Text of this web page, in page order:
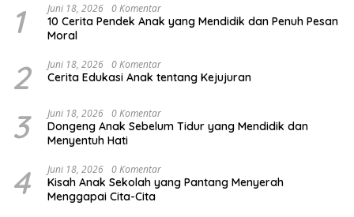
1 Juni 18, 2026 0 Komentar
10 Cerita Pendek Anak yang Mendidik dan Penuh Pesan
Moral
2 Juni 18, 2026 0 Komentar
Cerita Edukasi Anak tentang Kejujuran
3 Juni 18, 2026 0 Komentar
Dongeng Anak Sebelum Tidur yang Mendidik dan
Menyentuh Hati
4 Juni 18, 2026 0 Komentar
Kisah Anak Sekolah yang Pantang Menyerah
Menggapai Cita-Cita